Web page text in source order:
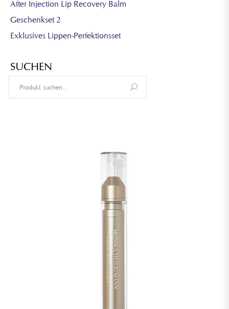
After Injection Lip Recovery Balm
Geschenkset 2
Exklusives Lippen-Perfektionsset
SUCHEN
for: